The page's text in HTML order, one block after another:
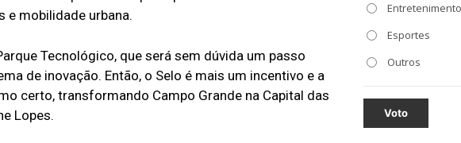
e mobilidade urbana.
Tecnológico, que será sem dúvida um passo
de inovação. Então, o Selo é mais um incentivo e a
certo, transformando Campo Grande na Capital das
Lopes.
Entretenimento
Esportes
Outros
Voto